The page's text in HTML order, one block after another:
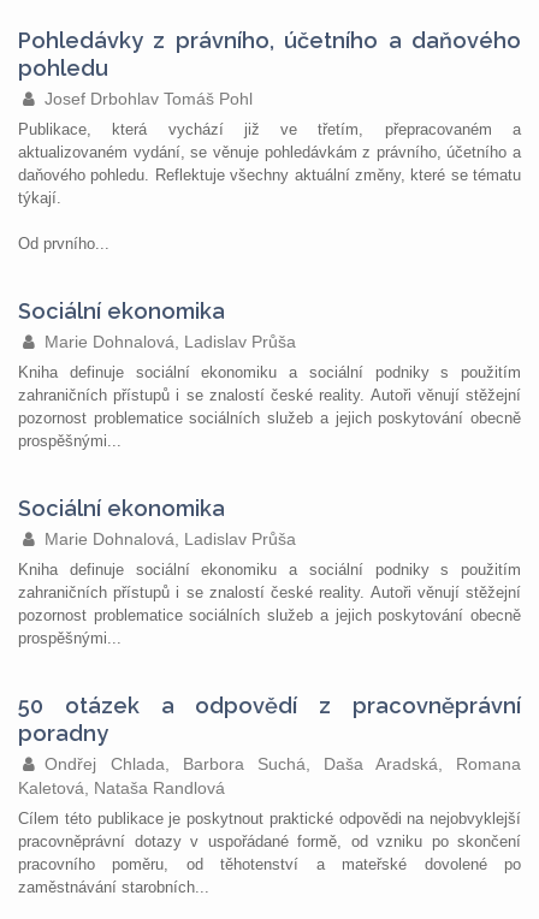
Pohledávky z právního, účetního a daňového
pohledu
Josef Drbohlav Tomáš Pohl
Publikace, která vychází již ve třetím, přepracovaném a
aktualizovaném vydání, se věnuje pohledávkám z právního, účetního a
daňového pohledu. Reflektuje všechny aktuální změny, které se tématu
týkají.
Od prvního...
Sociální ekonomika
Marie Dohnalová, Ladislav Průša
Kniha definuje sociální ekonomiku a sociální podniky s použitím
zahraničních přístupů i se znalostí české reality. Autoři věnují stěžejní
pozornost problematice sociálních služeb a jejich poskytování obecně
prospěšnými...
Sociální ekonomika
Marie Dohnalová, Ladislav Průša
Kniha definuje sociální ekonomiku a sociální podniky s použitím
zahraničních přístupů i se znalostí české reality. Autoři věnují stěžejní
pozornost problematice sociálních služeb a jejich poskytování obecně
prospěšnými...
50 otázek a odpovědí z pracovněprávní
poradny
Ondřej Chlada, Barbora Suchá, Daša Aradská, Romana
Kaletová, Nataša Randlová
Cílem této publikace je poskytnout praktické odpovědi na nejobvyklejší
pracovněprávní dotazy v uspořádané formě, od vzniku po skončení
pracovního poměru, od těhotenství a mateřské dovolené po
zaměstnávání starobních...